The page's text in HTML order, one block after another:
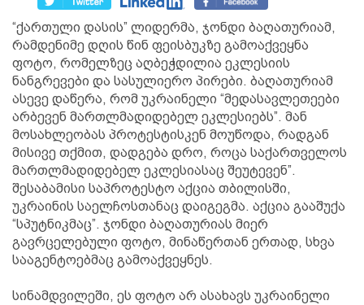
“ქართული დასის” ლიდერმა, ჯონდი ბაღათურიამ,
რამდენიმე დღის წინ ფეისბუკზე გამოაქვეყნა
ფოტო, რომელზეც აღბეჭდილია ეკლესიის
ნანგრევები და სასულიერო პირები. ბაღათურიამ
ასევე დაწერა, რომ უკრაინელი “მედასავლეთეები
არბევენ მართლმადიდებელ ეკლესიებს”. მან
მოსახლეობას პროტესტისკენ მოუწოდა, რადგან
მისივე თქმით, დადგება დრო, როცა საქართველოს
მართლმადიდებელ ეკლესიასაც შეუტევენ”.
შესაბამისი საპროტესტო აქცია თბილისში,
უკრაინის საელჩოსთანაც დაიგეგმა. აქცია გააშუქა
“სპუტნიკმაც”. ჯონდი ბაღათურიას მიერ
გავრცელებული ფოტო, მინაწერთან ერთად, სხვა
სააგენტოებმაც გამოაქვეყნეს.
სინამდვილეში, ეს ფოტო არ ასახავს უკრაინელი